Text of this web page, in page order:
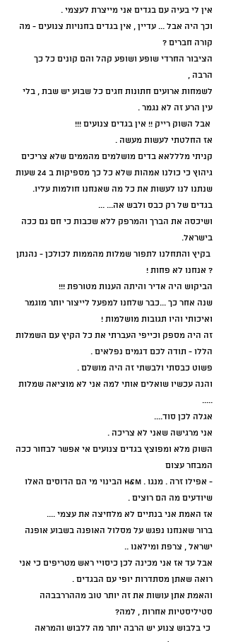
אין לי בעיה עם בגדים אני מייצרת לעצמי .
וכך היה אבל ... עדיין , אין בגדים בחנויות צנועים - מה
קורה חברים ?
הציבור החרדי שופע ושופע קהל והם קונים כל כך
הרבה ,
לשמחות ארועים חתונות חגים כל שבוע יש שבת , בלי
עין הרע זה לא נגמר .
אז החלטתי לעשות מעשה .
קניתי מלללאא בדים מושלמים מהממים שלא צריכים
גיהוץ כי כולנו אמהות שלא כל כך מספיקות ב 24 שעות
שנתנו לנו לעשות את כל מה שאנחנו חולמות עליו.
בגדים של רק כבס ולבש אה... ...
ושיכסה את הברך והמרפק ללא שכבות כי חם גם ככה
בישראל.
בקיץ והתחלנו לתפור שמלות מהממות לכולכן - נהנתן
? אנחנו לא פחות !
הביקוש היה אדיר והיתה הענות מטורפת !!!
שנה אחר כך ...כבר שלחנו למפעל לייצור יותר מוגמר
ואיכותי והיו תגובות מושלמות !
זה היה מספק וכייפי העברתי את כל הקיץ עם השמלות
הללו - תודה לכם דגמים נפלאים .
פשוט כבסתי ולבשתי זה היה מושלם .
והנה עכשיו שואלים אותי למה אני לא מוציאה שמלות
.....
אגלה לכן סוד....
אני מרגישה שאני לא צריכה .
השוק מלא ומפוצץ בגדים צנועים אי אפשר לבחור ככה
המבחר עצום
- אפילו זרה . מנגו . H&m הבינוי מי הם הדוסים האלו
שיודעים מה הם רוצים .
אז האמת אני בנתיים לא מלחיצה את עצמי ....
ברור שאנחנו נפגש על מסלול האופנה בשבוע אופנה
ישראל , צרפת ומילאנו ..
אבל עד אז אני מכינה לכן כיסויי ראש מטריפים כי אני
רואה שאתן מסתדרות יופי עם הבגדים .
והאמת אתן עושות את זה יותר טוב מההררבבהה
סטיליסטיות אחרות , למה?
כי בלבוש צנוע יש הרבה יותר מה ללבוש והמראה